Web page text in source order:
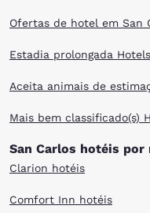
Ofertas de hotel em San
Estadia prolongada
Aceita animais de
Mais bem classificado(s)
San Carlos hotéis por
Clarion hotéis
Comfort Inn hotéis